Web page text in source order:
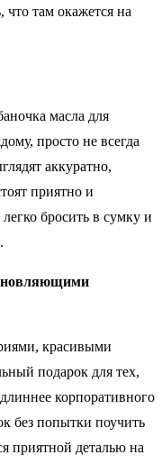
там окажется на
масла для
просто не всегда
аккуратно,
приятно и
бросить в сумку и
красивыми
подарок для тех,
корпоративного
без попытки поучить
приятной деталью на